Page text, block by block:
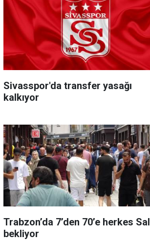
Sivasspor'da transfer yasağı
kalkıyor
Trabzon’da 7’den 70’e herkes
bekliyor